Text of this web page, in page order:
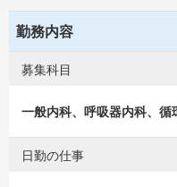
勤務内容
募集科目
一般内科、呼吸器内科、循
日勤の仕事